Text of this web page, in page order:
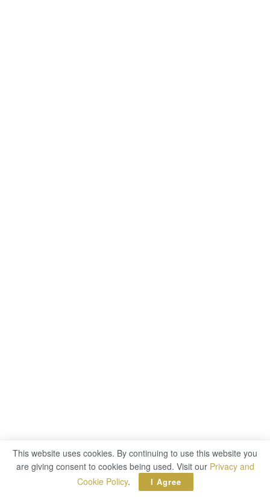
This website uses cookies. By continuing to use this website you
are giving consent to cookies being used. Visit our Privacy and
Cookie Policy. I Agree